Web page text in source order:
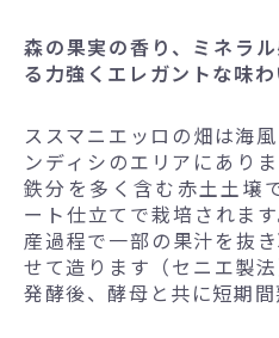
森の果実の香り、ミネラ
る力強くエレガントな味わ
ススマニエッロの畑は海
ンディシのエリアにあり
鉄分を多く含む赤土土壌
ート仕立てで栽培されま
産過程で一部の果汁を抜
せて造ります（セニエ製
発酵後、酵母と共に短期間